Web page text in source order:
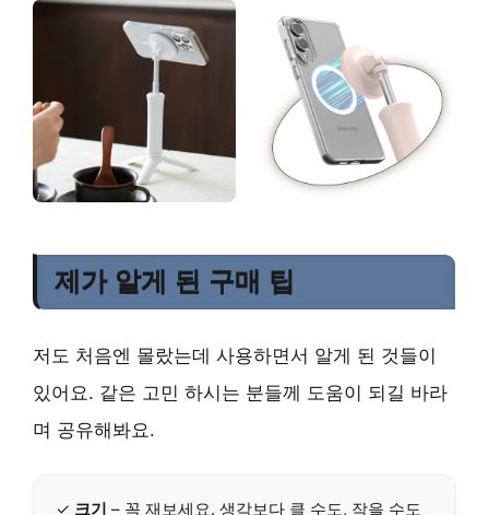
제가 알게 된 구매 팁
저도 처음엔 몰랐는데 사용하면서 알게 된 것들이
있어요. 같은 고민 하시는 분들께 도움이 되길 바라
며 공유해봐요.
✓ 크기 – 꼭 재보세요. 생각보다 클 수도, 작을 수도